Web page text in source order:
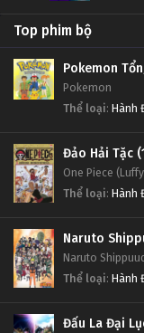
Thử
Thử
Tập
Thử
Tập
Thử
Thử
Thử
Tập
Thử
Tập 614
Thử
Top phim bộ
Pokemon
Pokemon
Thể loại: Hành
Đảo Hải Tặc
One Piece
Thể loại: Hành
Naruto
Naruto
Thể loại: Hành
Đấu La Đại